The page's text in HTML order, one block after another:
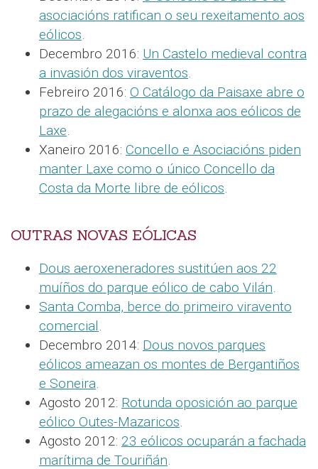
asociacións ratifican o seu rexeitamento aos
eólicos.
Decembro 2016: Un Castelo medieval contra
a invasión dos viraventos.
Febreiro 2016: O Catálogo da Paisaxe abre o
prazo de alegacións e alonxa aos eólicos de
Laxe.
Xaneiro 2016: Concello e Asociacións piden
manter Laxe como o único Concello da
Costa da Morte libre de eólicos.
OUTRAS NOVAS EÓLICAS
Dous aeroxeneradores sustitúen aos 22
muíños do parque eólico de cabo Vilán.
Santa Comba, berce do primeiro viravento
comercial.
Decembro 2014: Dous novos parques
eólicos ameazan os montes de Bergantiños
e Soneira.
Agosto 2012: Rotunda oposición ao parque
eólico Outes-Mazaricos.
Agosto 2012: 23 eólicos ocuparán a fachada
marítima de Touriñán.